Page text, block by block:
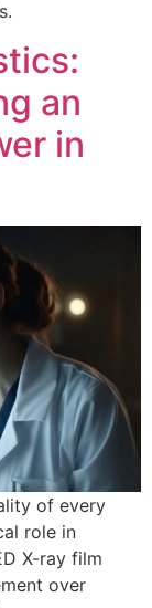
an
in
of every
role in
X-ray film
over